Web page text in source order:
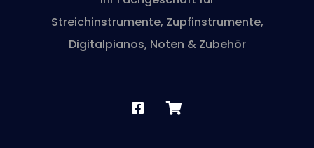
Streichinstrumente, Zupfinstrumente,
Digitalpianos, Noten & Zubehör